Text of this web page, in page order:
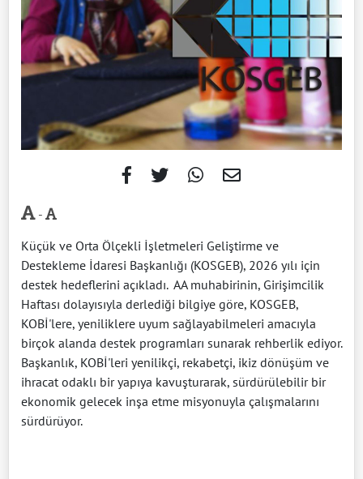
-
Küçük ve Orta Ölçekli İşletmeleri Geliştirme ve
Destekleme İdaresi Başkanlığı (KOSGEB), 2026 yılı için
destek hedeflerini açıkladı. AA muhabirinin, Girişimcilik
Haftası dolayısıyla derlediği bilgiye göre, KOSGEB,
KOBİ'lere, yeniliklere uyum sağlayabilmeleri amacıyla
birçok alanda destek programları sunarak rehberlik ediyor.
Başkanlık, KOBİ'leri yenilikçi, rekabetçi, ikiz dönüşüm ve
ihracat odaklı bir yapıya kavuşturarak, sürdürülebilir bir
ekonomik gelecek inşa etme misyonuyla çalışmalarını
sürdürüyor.